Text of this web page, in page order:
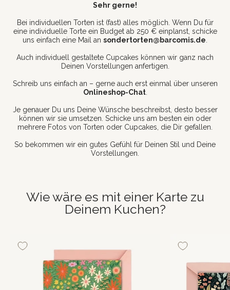
Sehr gerne!
Bei individuellen Torten ist (fast) alles möglich. Wenn Du für
eine individuelle Torte ein Budget ab 250 € einplanst, schicke
uns einfach eine Mail an sondertorten@barcomis.de
Auch individuell gestaltete Cupcakes können wir ganz nach
Deinen Vorstellungen anfertigen.
Schreib uns einfach an – gerne auch erst einmal über unseren
Onlineshop-Chat.
Je genauer Du uns Deine Wünsche beschreibst, desto besser
können wir sie umsetzen. Schicke uns am besten ein oder
mehrere Fotos von Torten oder Cupcakes, die Dir gefallen.
So bekommen wir ein gutes Gefühl für Deinen Stil und Deine
Vorstellungen.
Wie wäre es mit einer Karte zu
Deinem Kuchen?